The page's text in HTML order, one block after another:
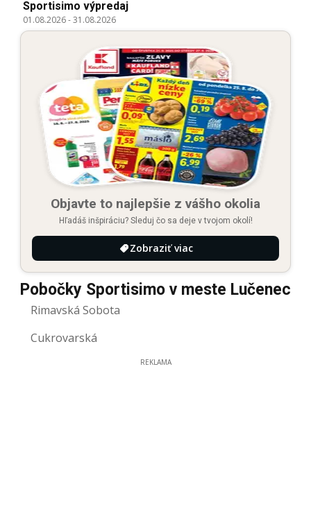
Sportisimo výpredaj
01.08.2026-31.08.2026
Objavte to najlepšie z vášho okolia
Hľadáš inšpiráciu? Sleduj čo sa deje v tvojom okolí!
Zobraziť viac
Pobočky Sportisimo v meste Lučenec
Rimavská Sobota
Cukrovarská
REKLAMA